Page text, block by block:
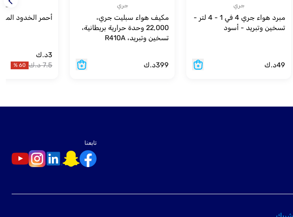
جري
مبرد هواء جري 4 في 1 - 4 لتر -
تسخين وتبريد - أسود
49د.ك
جري
مكيف هواء سبليت جري،
22,000 وحدة حرارية بريطانية،
تسخين وتبريد، R410A
399د.ك
اخرى
أحمر الخدود
3د.ك
7.5 د.ك 60
%
تابعنا